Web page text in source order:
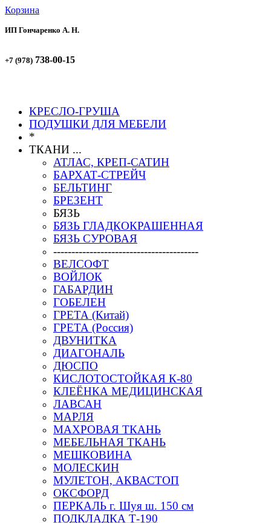
Корзина
ИП Гончаренко А. Н.
+7 (978) 738-00-15
КРЕСЛО-ГРУША
ПОДУШКИ ДЛЯ МЕБЕЛИ
*
ТКАНИ ...
АТЛАС, КРЕП-САТИН
БАРХАТ-СТРЕЙЧ
БЕЛЬТИНГ
БРЕЗЕНТ
БЯЗЬ
БЯЗЬ ГЛАДКОКРАШЕННАЯ
БЯЗЬ СУРОВАЯ
----------------------------------------
ВЕЛСОФТ
ВОЙЛОК
ГАБАРДИН
ГОБЕЛЕН
ГРЕТА (Китай)
ГРЕТА (Россия)
ДВУНИТКА
ДИАГОНАЛЬ
ДЮСПО
КИСЛОТОСТОЙКАЯ К-80
КЛЕЁНКА МЕДИЦИНСКАЯ
ЛАВСАН
МАРЛЯ
МАХРОВАЯ ТКАНЬ
МЕБЕЛЬНАЯ ТКАНЬ
МЕШКОВИНА
МОЛЕСКИН
МУЛЕТОН, АКВАСТОП
ОКСФОРД
ПЕРКАЛЬ г. Шуя ш. 150 см
ПОДКЛАДКА Т-190